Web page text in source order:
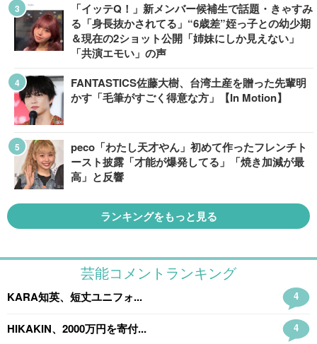
「イッテQ！」新メンバー候補生で話題・きゃすみ
る「身長抜かされてる」“6歳差”姪っ子との幼少期
＆現在の2ショット公開「姉妹にしか見えない」
「共演エモい」の声
FANTASTICS佐藤大樹、台湾土産を贈った先輩明
かす「毛筆がすごく得意な方」【In Motion】
peco「わたし天才やん」初めて作ったフレンチト
ースト披露「才能が爆発してる」「焼き加減が最
高」と反響
ランキングをもっと見る